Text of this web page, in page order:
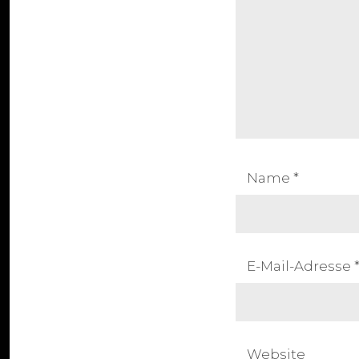
Name *
E-Mail-Adresse *
Website